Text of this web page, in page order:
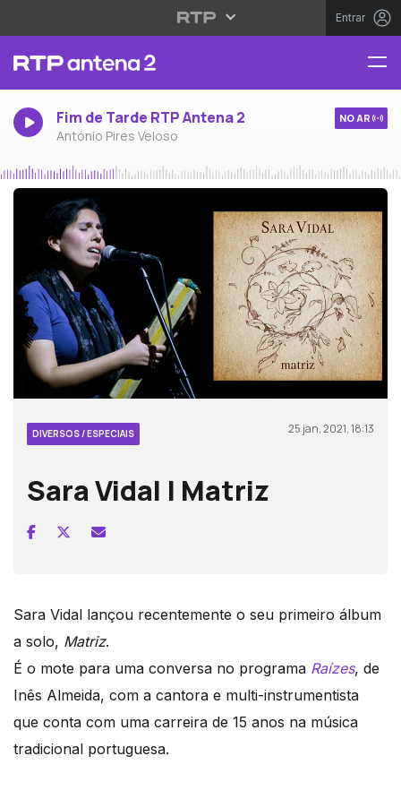
Entrar
Fim de Tarde RTP Antena 2
António Pires Veloso
NO AR
DIVERSOS / ESPECIAIS 25 jan, 2021, 18:13
Sara Vidal | Matriz
Sara Vidal lançou recentemente o seu primeiro álbum
a solo, Matriz.
É o mote para uma conversa no programa Raízes, de
Inês Almeida, com a cantora e multi-instrumentista
que conta com uma carreira de 15 anos na música
tradicional portuguesa.